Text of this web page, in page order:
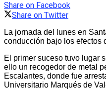
Share on Facebook
Share on Twitter
La jornada del lunes en
conducción bajo los efectos
El primer suceso tuvo lugar
ello un recogedor de metal
Escalantes, donde fue
Universitario Marqués de